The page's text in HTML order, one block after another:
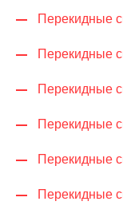
Перекидные
Перекидные
Перекидные
Перекидные
Перекидные
Перекидные